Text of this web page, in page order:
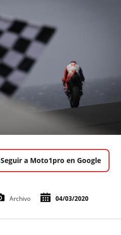
Seguir a Moto1pro en Google
Archivo 04/03/2020